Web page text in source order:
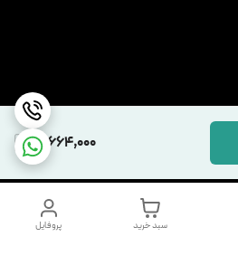
16,664,000
پروفایل سبد خرید